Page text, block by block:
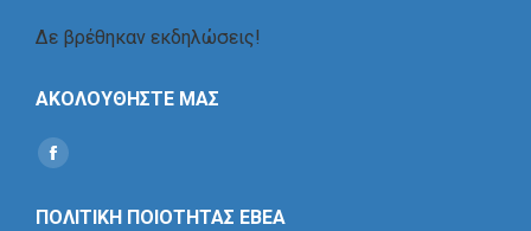
Δε βρέθηκαν εκδηλώσεις!
ΑΚΟΛΟΥΘΗΣΤΕ ΜΑΣ
Find us on:
Social
ΠΟΛΙΤΙΚΗ ΠΟΙΟΤΗΤΑΣ ΕΒΕΑ